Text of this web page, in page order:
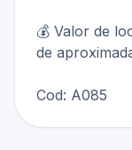
💰 Valor de
de
Cod: A085